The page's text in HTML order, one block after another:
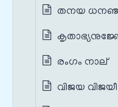
തനയ
രംഗം നാല്
വിജയ